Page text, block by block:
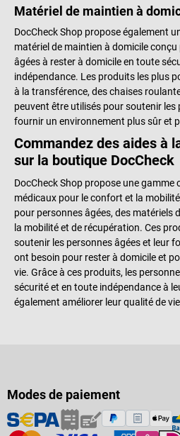
Matériel de maintien à
DocCheck Shop propose également
matériel de maintien à domicile
âgées à rester à domicile en toute
indépendance. Les produits les plus
à la transférence, des chaises
peuvent être utilisés pour soutenir les
fournir un environnement plus sûr et
Commandez des aides à
sur la boutique DocCheck
DocCheck Shop propose une gamme
médicaux pour le confort et la
pour personnes âgées, des matériels
la mobilité et de récupération. Ces
soutenir les personnes âgées et leur
ont besoin pour rester à domicile et
vie. Grâce à ces produits, les
sécurité et en toute indépendance à
également améliorer leur qualité de
Modes de paiement